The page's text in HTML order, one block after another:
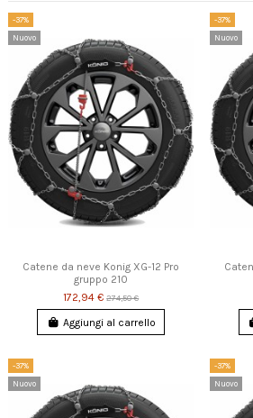
-37%
Nuovo
Catene da neve Konig XG-12 Pro
gruppo 210
172,94 €274,50 €
Aggiungi al carrello
-37%
Nuovo
-37%
Nuovo
-37%
Nuovo